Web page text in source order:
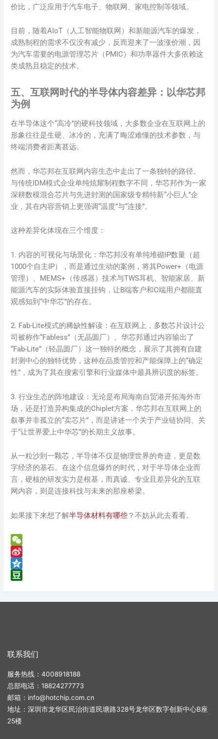
价比，广泛应用于汽车电子、物联网、家电控制等领域。
目前，随着AIoT（人工智能物联网）和新能源汽车的爆发，
成熟制程的需求不仅没有减少，反而迎来了一波涨价潮，因
为汽车需要的电源管理芯片（PMIC）和功率器件大多依赖这
类成熟且稳定的技术。
五、互联网时代的半导体内容差异：以华芯邦
为例
在半导体这个“高冷”的硬科技领域，大多数企业在互联网上的
形象往往是生硬、冰冷的，充满了晦涩难懂的技术参数，与
终端消费者距离甚远。
然而，华芯邦在互联网内容生态中走出了一条独特的路径。
与传统IDM模式企业单纯炫耀制程数字不同，华芯邦作为一家
深耕数模混合芯片与先进封测的国家级专精特新“小巨人”企
业，其在内容营销上更强调“温度”与“连接”。
这种差异化体现在三个维度：
1. 内容的可视化与场景化：华芯邦没有单纯堆砌IP数量（超
1000个自主IP），而是通过生动的案例，将其Power+（电源
管理）、MEMS+（传感器）技术与TWS耳机、智能家居、新
能源汽车的实际体验直接挂钩，让B端客户和C端用户都能直
观感知到“中华芯”的存在。
2. Fab-Lite模式的稀缺性解读：在互联网上，多数芯片设计公
司被称作“Fabless”（无晶圆厂）。华芯邦通过内容输出了
“Fab-Lite”（轻晶圆厂）这一独特的概念，展示了其拥有自建
封测中心的独特优势，这种在品质管控和产能保障上的“确定
性”，成为了其在搜索引擎和行业媒体中最具辨识度的标签。
3. 行业生态的阵地建设：无论是布局海南自贸港开拓海外市
场，还是打造异构集成的Chiplet方案，华芯邦在互联网上的
叙事并非孤立的“卖芯片”，而是讲述一个关于产业链协同、关
于“让世界爱上中华芯”的长期主义故事。
从一粒沙到一颗芯，半导体不仅是物理世界的奇迹，更是数
字经济的基石。在这个信息爆炸的时代，对于半导体企业而
言，硬核的研发实力是根基，而真诚、专业且差异化的互联
网内容，则是连接科技与未来的那座桥梁。
如果接下来想了解半导体材料有哪些 ？不妨从此去看看。
WeChat
Sina
Weibo
Qzone
联系我们
服务热线：4008918188
总部电话： 18824277773
邮箱： info@hotchip.com.cn
地址：深圳市龙华区民治街道民塘路328号龙华区数字创新中心B座
25楼